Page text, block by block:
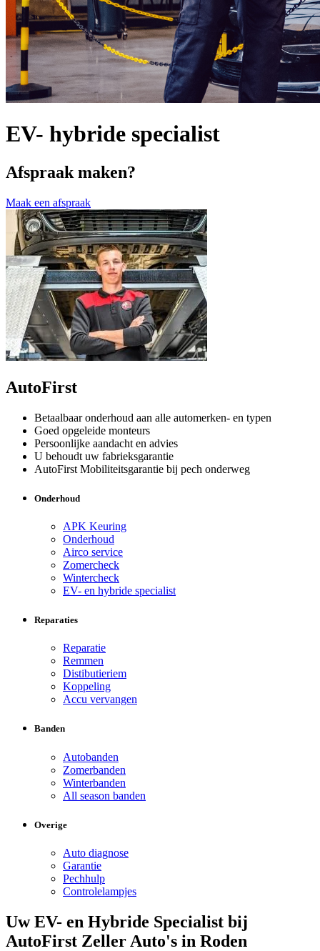
EV- hybride specialist
Afspraak maken?
Maak een afspraak
AutoFirst
Betaalbaar onderhoud aan alle automerken- en typen
Goed opgeleide monteurs
Persoonlijke aandacht en advies
U behoudt uw fabrieksgarantie
AutoFirst Mobiliteitsgarantie bij pech onderweg
Onderhoud
APK Keuring
Onderhoud
Airco service
Zomercheck
Wintercheck
EV- en hybride specialist
Reparaties
Reparatie
Remmen
Distibutieriem
Koppeling
Accu vervangen
Banden
Autobanden
Zomerbanden
Winterbanden
All season banden
Overige
Auto diagnose
Garantie
Pechhulp
Controlelampjes
Uw EV- en Hybride Specialist bij
AutoFirst Zeller Auto's in Roden